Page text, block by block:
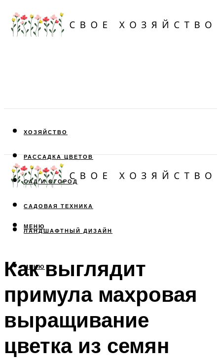
ХОЗЯЙСТВО
РАССАДКА ЦВЕТОВ
САД И ОГОРОД
САДОВАЯ ТЕХНИКА
ЛАНДШАФТНЫЙ ДИЗАЙН
МЕНЮ
МЕНЮ
Как выглядит
примула махровая
выращивание
цветка из семян